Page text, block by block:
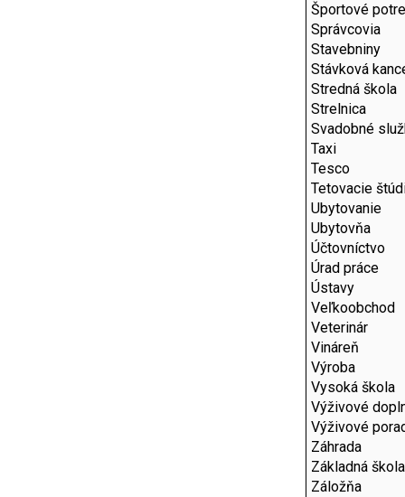
Športové
Správcovia
Stavebniny
Stávková
Stredná škola
Strelnica
Svadobné
Taxi
Tesco
Tetovacie
Ubytovanie
Ubytovňa
Účtovníctvo
Úrad práce
Ústavy
Veľkoobchod
Veterinár
Vináreň
Výroba
Vysoká škola
Výživové
Výživové
Záhrada
Základná škola
Záložňa